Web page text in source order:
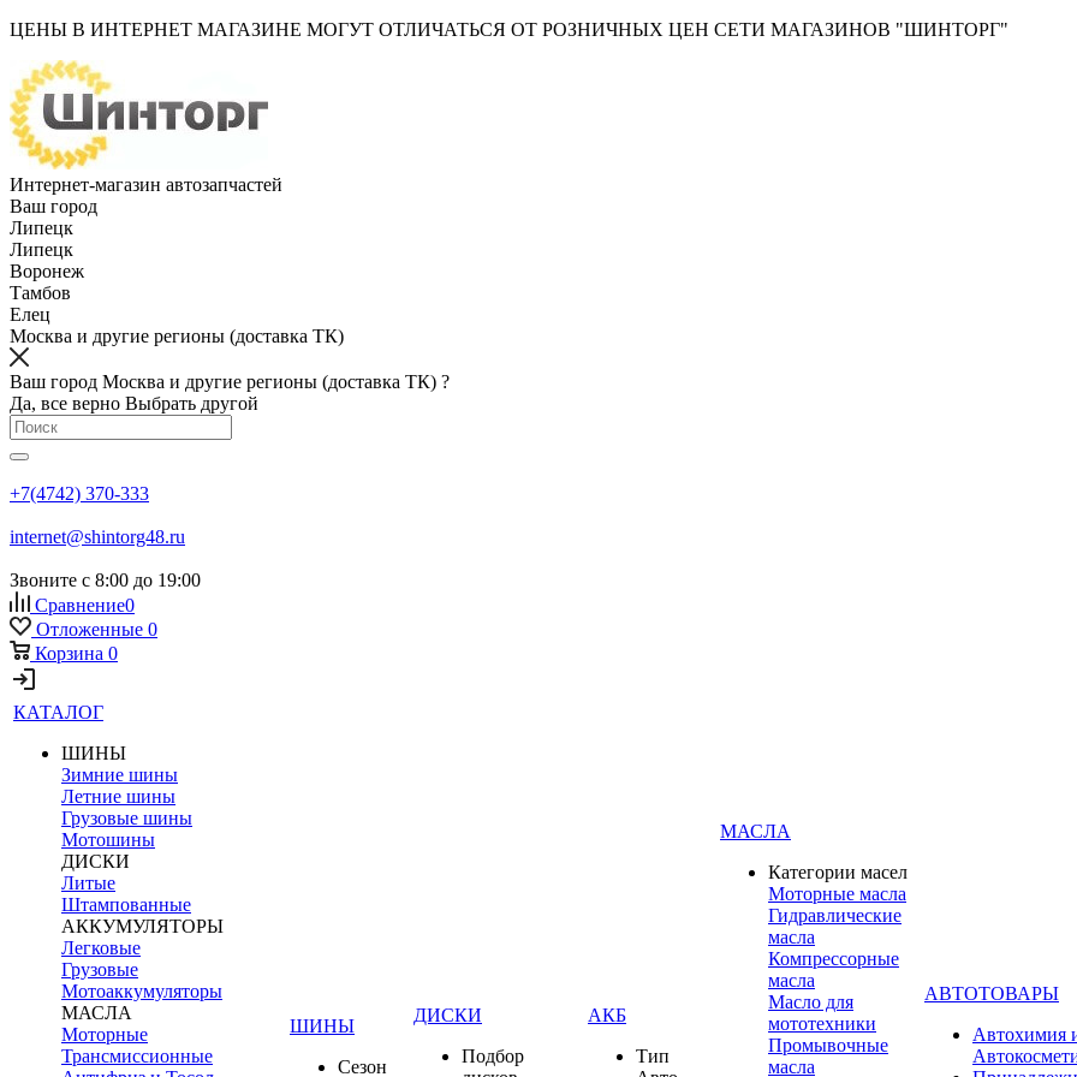
ЦЕНЫ В ИНТЕРНЕТ МАГАЗИНЕ МОГУТ ОТЛИЧАТЬСЯ ОТ РОЗНИЧНЫХ ЦЕН СЕТИ МАГАЗИНОВ "ШИНТОРГ"
Интернет-магазин автозапчастей
Ваш город
Липецк
Липецк
Воронеж
Тамбов
Елец
Москва и другие регионы (доставка ТК)
Ваш город Москва и другие регионы (доставка ТК) ?
Да, все верно Выбрать другой
+7(4742) 370-333
internet@shintorg48.ru
Звоните с 8:00 до 19:00
Сравнение0
Отложенные 0
Корзина 0
КАТАЛОГ
ШИНЫ
Зимние шины
Летние шины
Грузовые шины
Мотошины
ДИСКИ
Литые
Штампованные
АККУМУЛЯТОРЫ
Легковые
Грузовые
Мотоаккумуляторы
МАСЛА
Моторные
Трансмиссионные
ШИНЫ
Сезон
ДИСКИ
Подбор
АКБ
Тип
МАСЛА
Категории масел
Моторные масла
Гидравлические
масла
Компрессорные
масла
Масло для
мототехники
Промывочные
масла
АВТОТОВАРЫ
Автохимия